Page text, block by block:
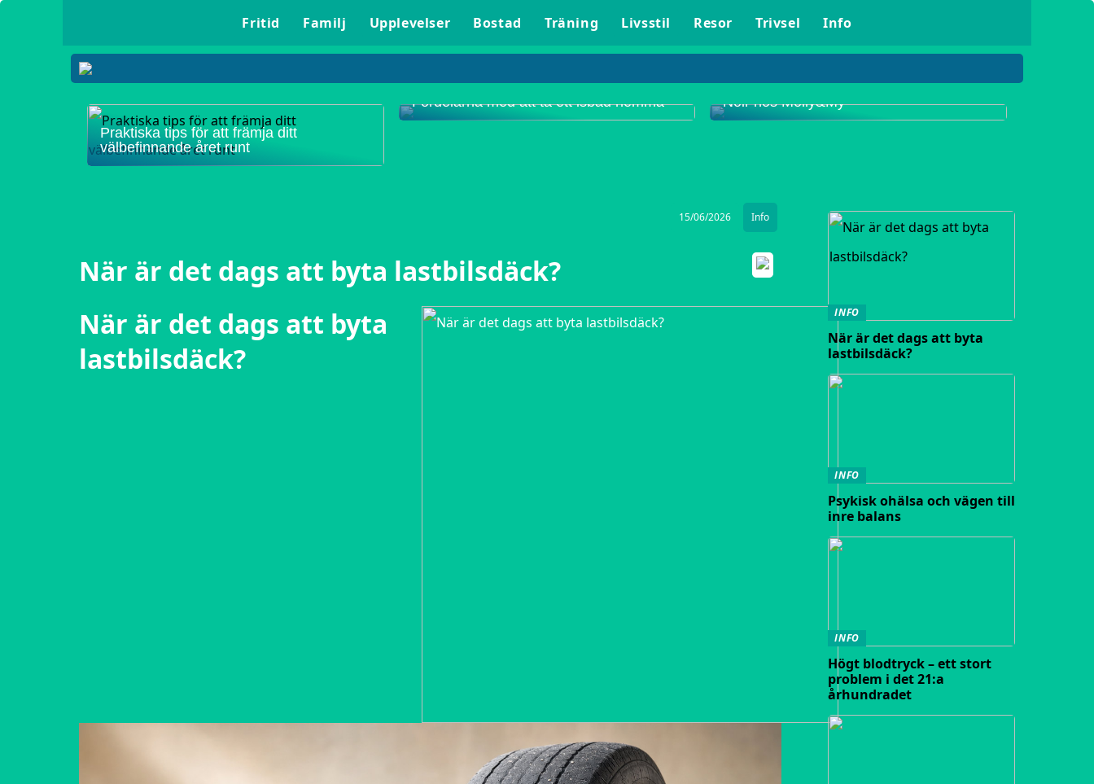
Fritid Familj Upplevelser Bostad Träning Livsstil Resor Trivsel Info
Praktiska tips för att främja ditt
välbefinnande året runt
Fördelarna med att ta ett isbad hemma
Upptäck det populära klädmärket Neo
Noir hos Molly&My
15/06/2026 Info
När är det dags att byta lastbilsdäck?
När är det dags att byta
lastbilsdäck?
INFO
När är det dags att byta
lastbilsdäck?
INFO
Psykisk ohälsa och vägen till
inre balans
INFO
Högt blodtryck – ett stort
problem i det 21:a
århundradet